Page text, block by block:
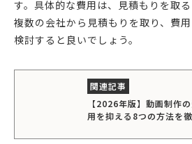
す。具体的な費用は、見積もりを取る
複数の会社から見積もりを取り、費
検討すると良いでしょう。
【2026年版】動画制作
用を抑える8つの方法を